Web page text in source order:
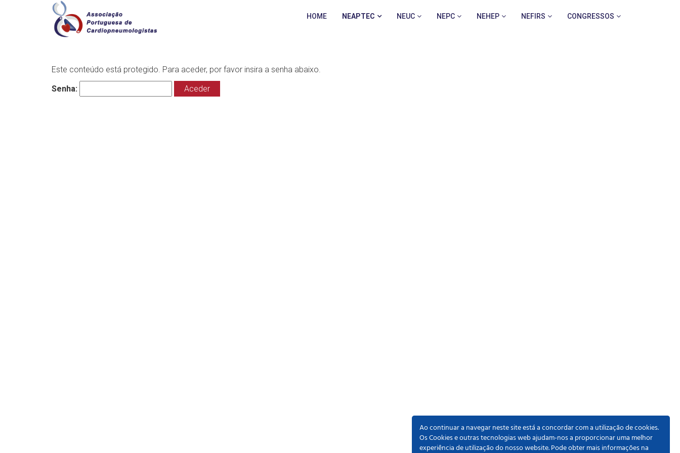
HOME NEAPTEC NEUC NEPC NEHEP NEFIRS CONGRESSOS
Este conteúdo está protegido. Para aceder, por favor insira a senha abaixo.
Senha:
Ao continuar a navegar neste site está a concordar com a utilização de cookies.
Os Cookies e outras tecnologias web ajudam-nos a proporcionar uma melhor
experiência de utilização do nosso website. Pode obter mais informações na